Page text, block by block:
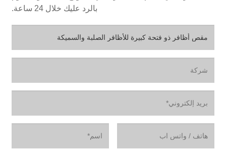
بالرد عليك خلال 24 ساعة.